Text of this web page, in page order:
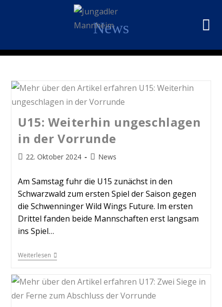
News
U15: Weiterhin ungeschlagen
in der Vorrunde
22. Oktober 2024 News
Am Samstag fuhr die U15 zunächst in den
Schwarzwald zum ersten Spiel der Saison gegen
die Schwenninger Wild Wings Future. Im ersten
Drittel fanden beide Mannschaften erst langsam
ins Spiel…
Weiterlesen